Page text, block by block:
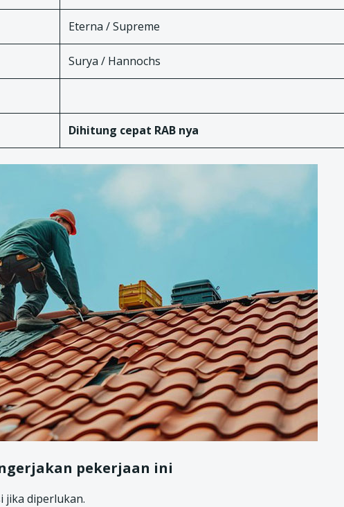
Eterna / Supreme
Surya / Hannochs
Dihitung cepat RAB nya
pekerjaan ini
jika diperlukan.